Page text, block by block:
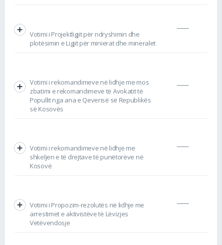
Votimi i Projektligjit për ndryshimin dhe
plotësimin e Ligjit për minierat dhe mineralet
Votimi i rekomandimeve në lidhje me mos
zbatimi e rekomandimeve të Avokatit të
Popullit nga ana e Qeverisë së Republikës
së Kosovës
Votimi i rekomandimeve në lidhje me
shkeljen e të drejtave të punëtorëve në
Kosovë
Votimi i Propozim-rezolutës në lidhje me
arrestimet e aktivistëve të Lëvizjes
Vetëvendosje